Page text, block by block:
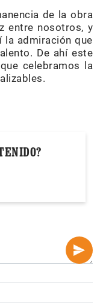
de la obra
entre nosotros, y
la admiración que
De ahí este
celebramos la